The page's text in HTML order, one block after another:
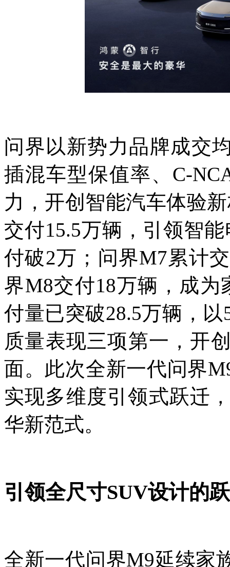
问界以新势力品牌成交
插混车型保值率、C-
力，开创智能汽车体验
交付15.5万辆，引领智
付破2万；问界M7累计
界M8交付18万辆，成
付量已突破28.5万辆，
质量表现三项第一，开
面。此次全新一代问界
实现多维度引领式跃迁
华新范式。
引领全尺寸SUV设计的
全新一代问界M9延续家